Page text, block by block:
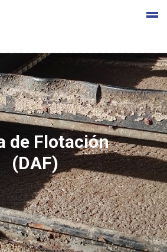
de Flotación
(DAF)